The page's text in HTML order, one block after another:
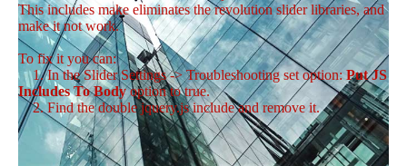
This includes make eliminates the revolution slider libraries, and
make it not work.
To fix it you can:
1. In the Slider Settings -> Troubleshooting set option:Put JS
Includes To Bodyoption to true.
2. Find the double jquery.js include and remove it.